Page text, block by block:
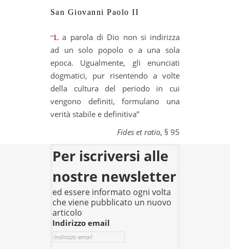
San Giovanni Paolo II
“La parola di Dio non si indirizza
ad un solo popolo o a una sola
epoca. Ugualmente, gli enunciati
dogmatici, pur risentendo a volte
della cultura del periodo in cui
vengono definiti, formulano una
verità stabile e definitiva”
Fides et ratio, § 95
Per iscriversi alle
nostre newsletter
ed essere informato ogni volta
che viene pubblicato un nuovo
articolo
Indirizzo email